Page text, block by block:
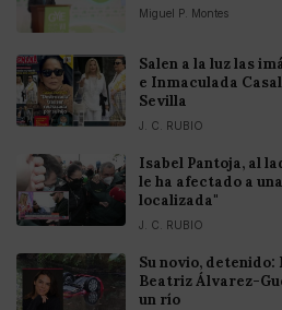
Miguel P. Montes
Salen a la luz las
e Inmaculada
Sevilla
J. C. RUBIO
Isabel Pantoja, al
le ha afectado a
localizada"
J. C. RUBIO
Su novio,
Beatriz Álvarez-
un río